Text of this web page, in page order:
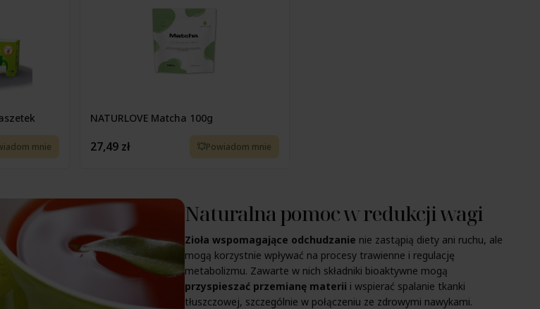
mnie
NATURLOVE Matcha 100g
27,49 zł Powiadom mnie
Naturalna pomoc w redukcji wagi
Zioła wspomagające odchudzanie nie zastąpią diety ani ruchu, ale
mogą korzystnie wpływać na procesy trawienne i regulację
metabolizmu. Zawarte w nich składniki bioaktywne mogą
przyspieszać przemianę materii i wspierać spalanie tkanki
tłuszczowej, szczególnie w połączeniu ze zdrowymi nawykami.